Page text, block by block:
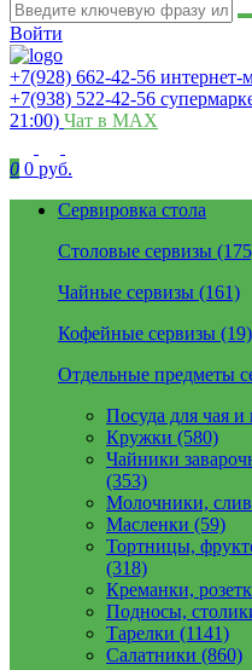
Войти
+7(928) 662-42-56 интернет-
+7(938) 522-42-56
21:00) Чат в MAX
0 0 руб.
Сервировка стола
Столовые сервизы
Чайные сервизы (161)
Кофейные сервизы (19)
Отдельные предметы
Посуда для чая и
Кружки (580)
Чайники
(353)
Молочники,
Масленки (59)
Тортницы,
(318)
Креманки,
Подносы,
Тарелки (1141)
Салатники (860)